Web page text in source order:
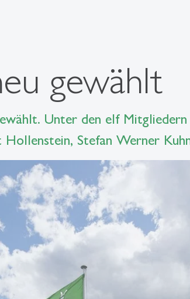
gewählt
Unter den elf
Stefan Werner